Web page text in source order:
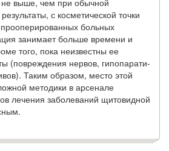
выше, чем при обычной
с косметической точки
боль­ных
занимает больше времени и
того, пока неизвестны ее
(повреждения нервов, гипопарати-
Таким образом, место этой
методики в арсенале
лечения заболеваний щитовидной